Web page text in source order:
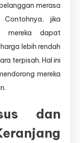
merasa
jika
mereka dapat
lebih rendah
terpisah. Hal ini
mereka
dan